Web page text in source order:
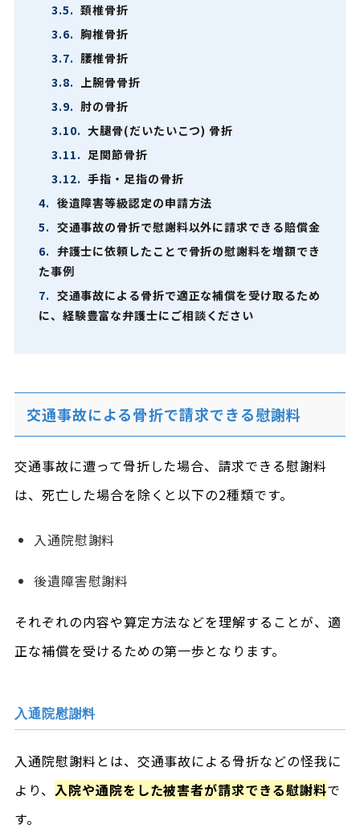
3.5. 頚椎骨折
3.6. 胸椎骨折
3.7. 腰椎骨折
3.8. 上腕骨骨折
3.9. 肘の骨折
3.10. 大腿骨(だいたいこつ) 骨折
3.11. 足関節骨折
3.12. 手指・足指の骨折
4. 後遺障害等級認定の申請方法
5. 交通事故の骨折で慰謝料以外に請求できる賠償金
6. 弁護士に依頼したことで骨折の慰謝料を増額でき
た事例
7. 交通事故による骨折で適正な補償を受け取るため
に、経験豊富な弁護士にご相談ください
交通事故による骨折で請求できる慰謝料
交通事故に遭って骨折した場合、請求できる慰謝料
は、死亡した場合を除くと以下の2種類です。
入通院慰謝料
後遺障害慰謝料
それぞれの内容や算定方法などを理解することが、適
正な補償を受けるための第一歩となります。
入通院慰謝料
入通院慰謝料とは、交通事故による骨折などの怪我に
より、 入院や通院をした被害者が請求できる慰謝料で
す。